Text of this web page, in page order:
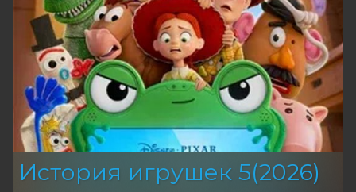
История игрушек 5(2026)